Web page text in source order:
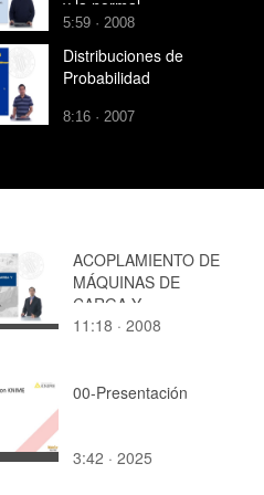
y la normal
5:59 · 2008
Distribuciones de
Probabilidad
8:16 · 2007
ACOPLAMIENTO DE
MÁQUINAS DE
CARGA Y
TRANSPORTE DE
11:18 · 2008
00-Presentación
3:42 · 2025